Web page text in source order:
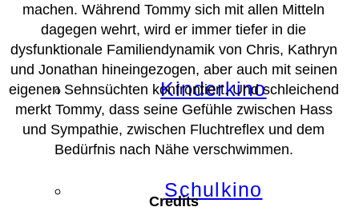
Kinderkino
Schulkino
machen. Während Tommy sich mit allen Mitteln
dagegen wehrt, wird er immer tiefer in die
dysfunktionale Familiendynamik von Chris, Kathryn
und Jonathan hineingezogen, aber auch mit seinen
eigenen Sehnsüchten konfrontiert. Und schleichend
merkt Tommy, dass seine Gefühle zwischen Hass
und Sympathie, zwischen Fluchtreflex und dem
Bedürfnis nach Nähe verschwimmen.
Credits